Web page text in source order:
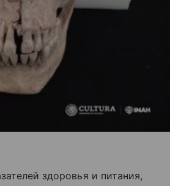
здоровья и питания,